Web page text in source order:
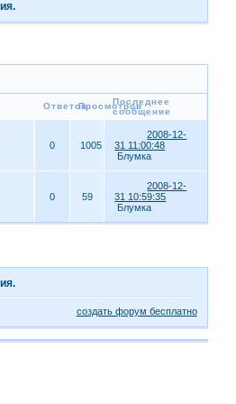
ОтветовПросмотров
Последнее
сообщение
0 1005
2008-12-
31 11:00:48
Блумка
0 59
2008-12-
31 10:59:35
Блумка
создать форум бесплатно